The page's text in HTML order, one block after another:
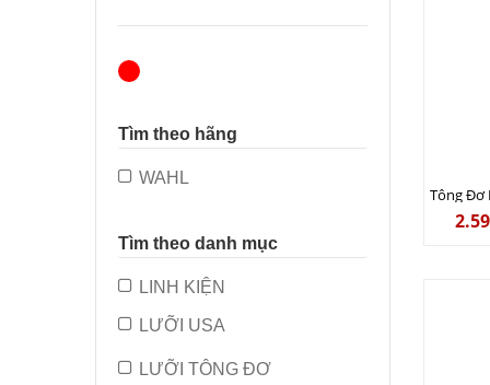
Tìm theo hãng
WAHL
Tìm theo danh mục
LINH KIỆN
LƯỠI USA
LƯỠI TÔNG ĐƠ